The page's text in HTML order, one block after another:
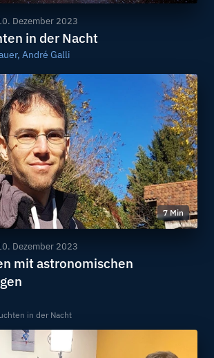
Dezember 2023
in der Nacht
André Galli
7 Min
Dezember 2023
mit astronomischen
in der Nacht